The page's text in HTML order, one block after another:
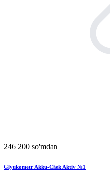
246 200 so'mdan
Glyukometr Akku-Chek Aktiv №1